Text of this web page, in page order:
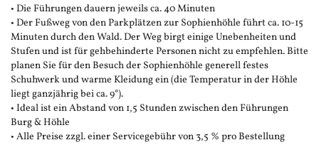
• Die Führungen dauern jeweils ca. 40 Minuten
• Der Fußweg von den Parkplätzen zur Sophienhöhle führt ca. 10-15
Minuten durch den Wald. Der Weg birgt einige Unebenheiten und
Stufen und ist für gehbehinderte Personen nicht zu empfehlen. Bitte
planen Sie für den Besuch der Sophienhöhle generell festes
Schuhwerk und warme Kleidung ein (die Temperatur in der Höhle
liegt ganzjährig bei ca. 9°).
• Ideal ist ein Abstand von 1,5 Stunden zwischen den Führungen
Burg & Höhle
• Alle Preise zzgl. einer Servicegebühr von 3,5 % pro Bestellung